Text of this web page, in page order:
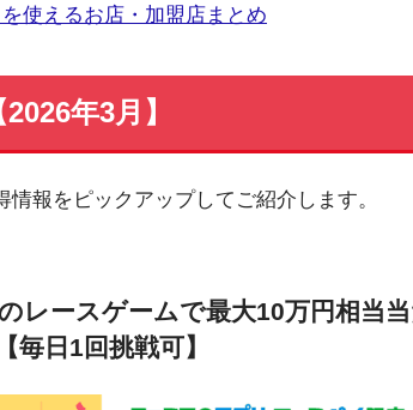
使えるお店・加盟店まとめ
年3月】
情報をピックアップしてご紹介します。
レースゲームで最大10万円相当
毎日1回挑戦可】